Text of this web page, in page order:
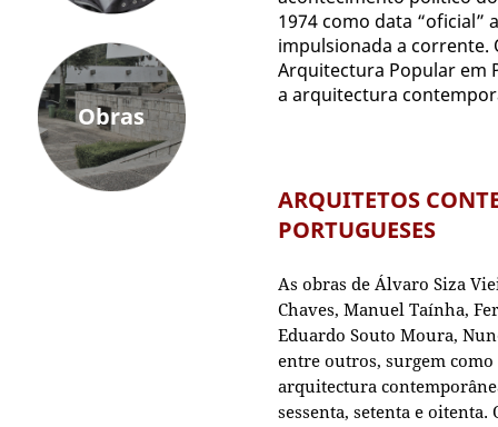
Obras
1974 como data “oficial”
impulsionada a corrente.
Arquitectura Popular em
a arquitectura
ARQUITETOS
PORTUGUESES
As obras de Álvaro Siza
Chaves, Manuel Taínha,
Eduardo Souto Moura,
entre outros, surgem
arquitectura
sessenta, setenta e oitenta.